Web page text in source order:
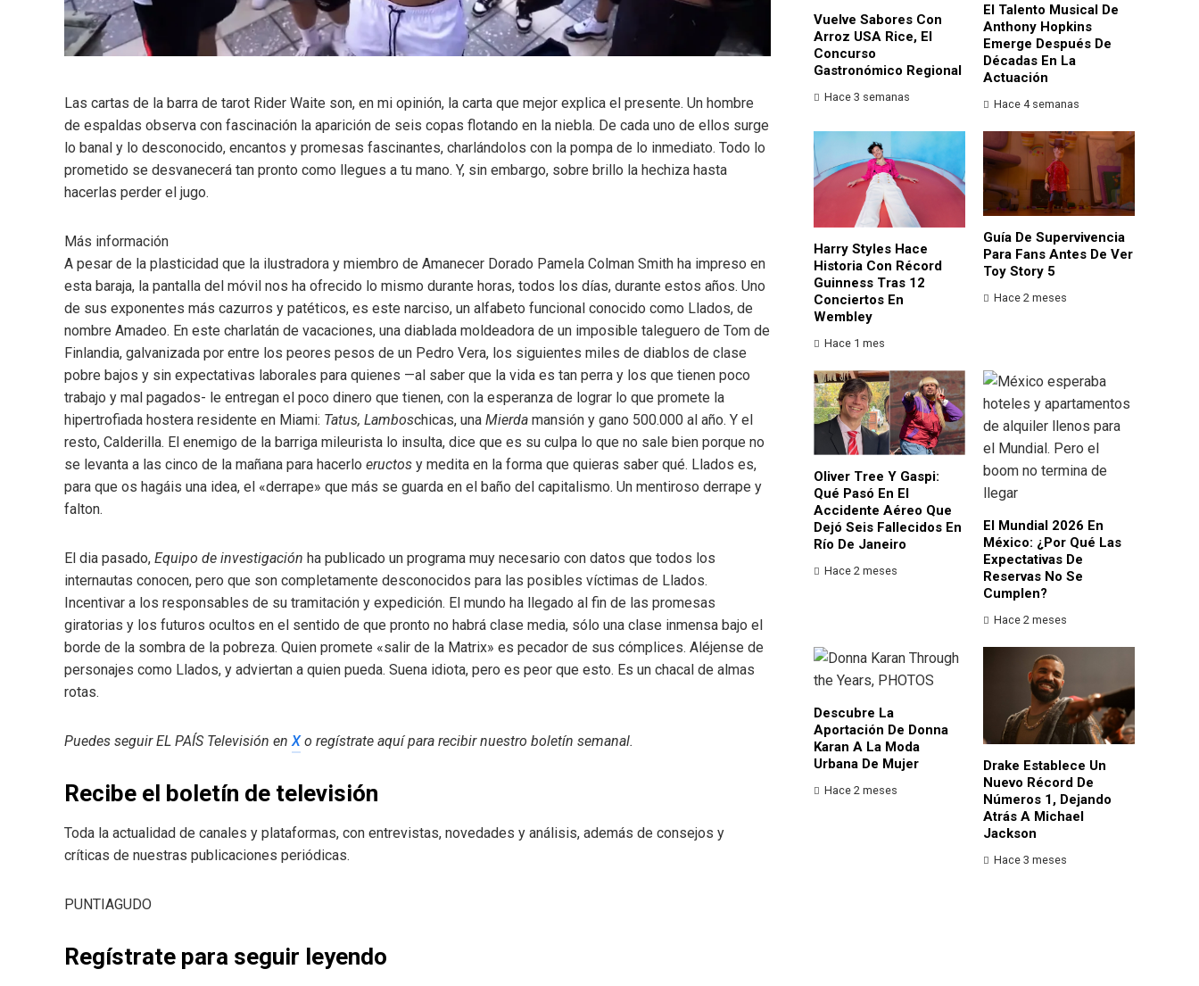
Las cartas de la barra de tarot Rider Waite son, en mi opinión, la carta que mejor explica el presente. Un hombre
de espaldas observa con fascinación la aparición de seis copas flotando en la niebla. De cada uno de ellos surge
lo banal y lo desconocido, encantos y promesas fascinantes, charlándolos con la pompa de lo inmediato. Todo lo
prometido se desvanecerá tan pronto como llegues a tu mano. Y, sin embargo, sobre brillo la hechiza hasta
hacerlas perder el jugo.
Más información
A pesar de la plasticidad que la ilustradora y miembro de Amanecer Dorado Pamela Colman Smith ha impreso en
esta baraja, la pantalla del móvil nos ha ofrecido lo mismo durante horas, todos los días, durante estos años. Uno
de sus exponentes más cazurros y patéticos, es este narciso, un alfabeto funcional conocido como Llados, de
nombre Amadeo. En este charlatán de vacaciones, una diablada moldeadora de un imposible taleguero de Tom de
Finlandia, galvanizada por entre los peores pesos de un Pedro Vera, los siguientes miles de diablos de clase
pobre bajos y sin expectativas laborales para quienes —al saber que la vida es tan perra y los que tienen poco
trabajo y mal pagados- le entregan el poco dinero que tienen, con la esperanza de lograr lo que promete la
hipertrofiada hostera residente en Miami: Tatus, Lamboschicas, una Mierda mansión y gano 500.000 al año. Y el
resto, Calderilla. El enemigo de la barriga mileurista lo insulta, dice que es su culpa lo que no sale bien porque no
se levanta a las cinco de la mañana para hacerlo eructos y medita en la forma que quieras saber qué. Llados es,
para que os hagáis una idea, el «derrape» que más se guarda en el baño del capitalismo. Un mentiroso derrape y
falton.
El dia pasado, Equipo de investigación ha publicado un programa muy necesario con datos que todos los
internautas conocen, pero que son completamente desconocidos para las posibles víctimas de Llados.
Incentivar a los responsables de su tramitación y expedición. El mundo ha llegado al fin de las promesas
giratorias y los futuros ocultos en el sentido de que pronto no habrá clase media, sólo una clase inmensa bajo el
borde de la sombra de la pobreza. Quien promete «salir de la Matrix» es pecador de sus cómplices. Aléjense de
personajes como Llados, y adviertan a quien pueda. Suena idiota, pero es peor que esto. Es un chacal de almas
rotas.
Puedes seguir EL PAÍS Televisión en Xo regístrate aquí para recibirnuestro boletín semanal.
Recibe el boletín de televisión
Toda la actualidad de canales y plataformas, con entrevistas, novedades y análisis, además de consejos y
críticas de nuestras publicaciones periódicas.
PUNTIAGUDO
Regístrate para seguir leyendo
Vuelve Sabores Con
Arroz USA Rice, El
Concurso
Gastronómico Regional
Hace 3 semanas
El Talento Musical De
Anthony Hopkins
Emerge Después De
Décadas En La
Actuación
Hace 4 semanas
Harry Styles Hace
Historia Con Récord
Guinness Tras 12
Conciertos En
Wembley
Hace 1 mes
Guía De Supervivencia
Para Fans Antes De Ver
Toy Story 5
Hace 2 meses
Oliver Tree Y Gaspi:
Qué Pasó En El
Accidente Aéreo Que
Dejó Seis Fallecidos En
Río De Janeiro
Hace 2 meses
El Mundial 2026 En
México: ¿por Qué Las
Expectativas De
Reservas No Se
Cumplen?
Hace 2 meses
Descubre La
Aportación De Donna
Karan A La Moda
Urbana De Mujer
Hace 2 meses
Drake Establece Un
Nuevo Récord De
Números 1, Dejando
Atrás A Michael
Jackson
Hace 3 meses